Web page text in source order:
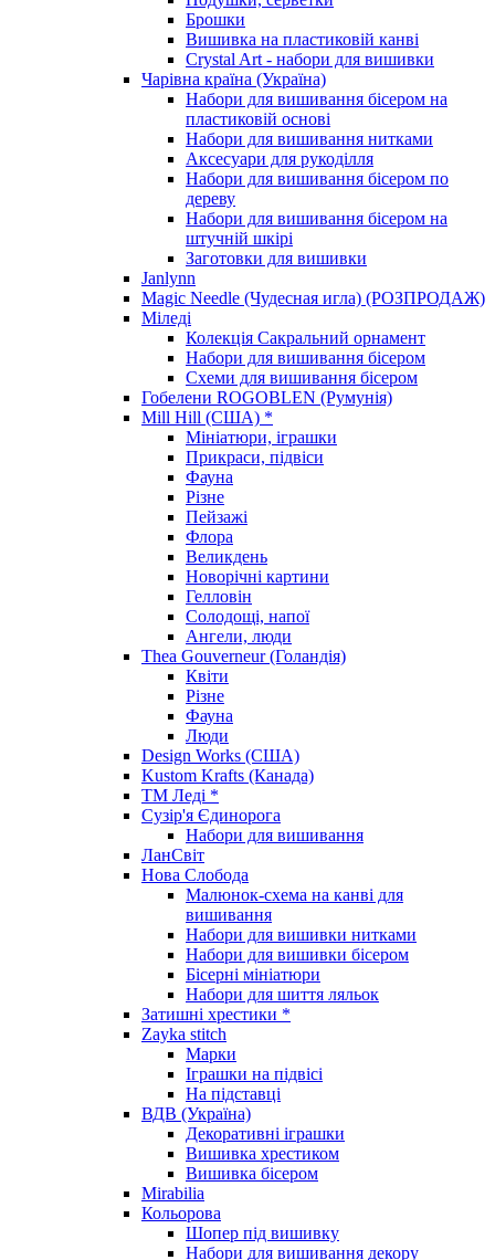
Брошки
Вишивка на пластиковій канві
Crystal Art - набори для вишивки
Чарівна країна (Україна)
Набори для вишивання бісером на
пластиковій основі
Набори для вишивання нитками
Аксесуари для рукоділля
Набори для вишивання бісером по
дереву
Набори для вишивання бісером на
штучній шкірі
Заготовки для вишивки
Janlynn
Magic Needle (Чудесная игла) (РОЗПРОДАЖ)
Міледі
Колекція Сакральний орнамент
Набори для вишивання бісером
Схеми для вишивання бісером
Гобелени ROGOBLEN (Румунія)
Mill Hill (США) *
Мініатюри, іграшки
Прикраси, підвіси
Фауна
Різне
Пейзажі
Флора
Великдень
Новорічні картини
Гелловін
Солодощі, напої
Ангели, люди
Thea Gouverneur (Голандія)
Квіти
Різне
Фауна
Люди
Design Works (США)
Kustom Krafts (Канада)
ТМ Леді *
Сузір'я Єдинорога
Набори для вишивання
ЛанСвіт
Нова Слобода
Малюнок-схема на канві для
вишивання
Набори для вишивки нитками
Набори для вишивки бісером
Бісерні мініатюри
Набори для шиття ляльок
Затишні хрестики *
Zayka stitch
Марки
Іграшки на підвісі
На підставці
ВДВ (Україна)
Декоративні іграшки
Вишивка хрестиком
Вишивка бісером
Mirabilia
Кольорова
Шопер під вишивку
Набори для вишивання декору